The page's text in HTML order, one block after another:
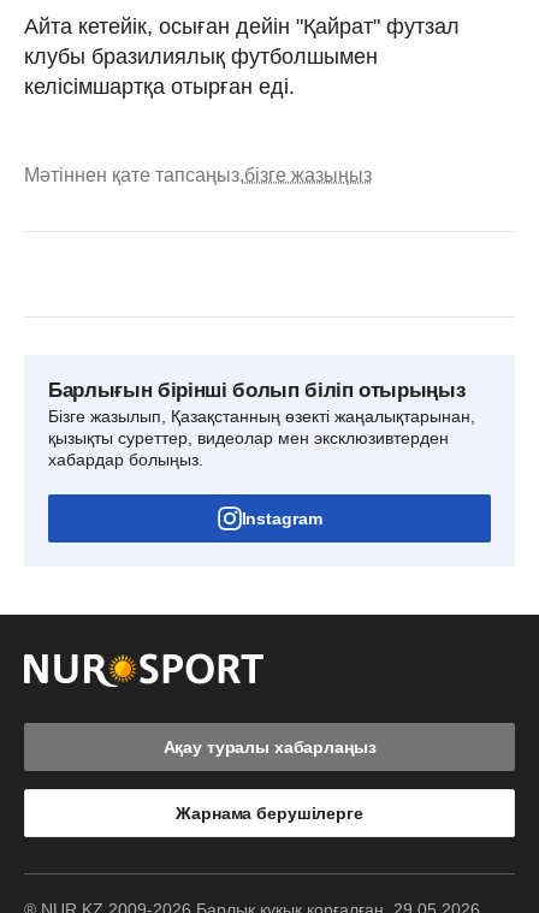
Айта кетейік, осыған дейін "Қайрат" футзал
клубы бразилиялық футболшымен
келісімшартқа отырған еді.
Мәтіннен қате тапсаңыз,бізге жазыңыз
Барлығын бірінші болып біліп отырыңыз
Бізге жазылып, Қазақстанның өзекті жаңалықтарынан,
қызықты суреттер, видеолар мен эксклюзивтерден
хабардар болыңыз.
Instagram
Ақау туралы хабарлаңыз
Жарнама берушілерге
® NUR.KZ 2009-2026 Барлық құқық қорғалған. 29.05.2026